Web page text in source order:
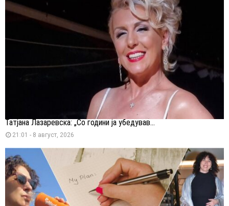
Татјана Лазаревска: „Со години ја убедував...
21:01 - 8 август, 2026